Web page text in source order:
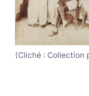
(Cliché : Collection